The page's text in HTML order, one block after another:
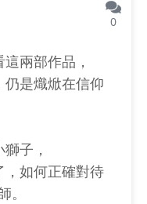
0
兩部作品，
是熾焮在信仰
子，
，如何正確對待